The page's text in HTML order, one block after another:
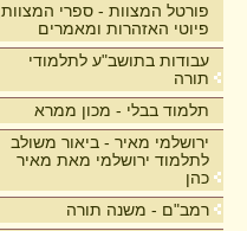
פורטל המצוות - ספרי המצוות,
פיוטי האזהרות ומאמרים
עבודות בתושב"ע לתלמודי
תורה
תלמוד בבלי - מכון ממרא
ירושלמי מאיר - ביאור משולב
לתלמוד ירושלמי מאת מאיר
כהן
רמב"ם - משנה תורה